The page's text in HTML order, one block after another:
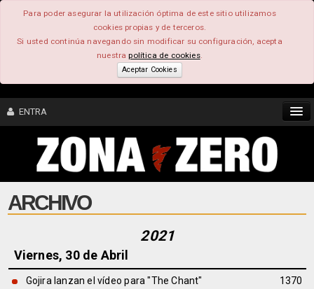
Para poder asegurar la utilización óptima de este sitio utilizamos
cookies propias y de terceros.
Si usted continúa navegando sin modificar su configuración, acepta
nuestrapolítica de cookies.
Aceptar Cookies
ENTRA
CONTENIDO
COMUNIDAD
FOROS
ARCHIVO
2021
Viernes, 30 de Abril
Gojira lanzan el vídeo para "The Chant"
1370